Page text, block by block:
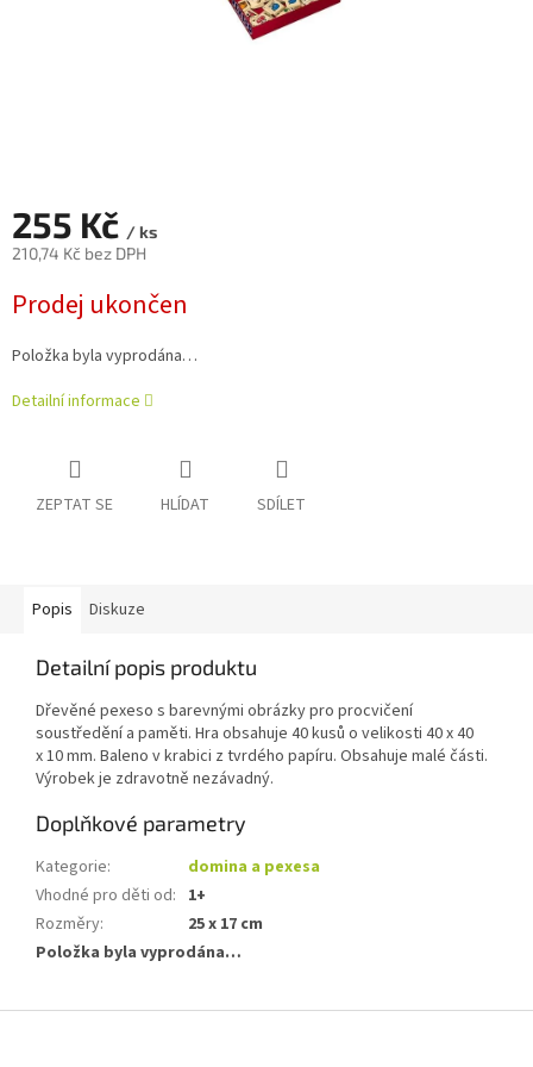
255 Kč / ks
210,74 Kč bez DPH
cena:
Prodej ukončen
Položka byla vyprodána…
Detailní informace
ZEPTAT SE HLÍDAT SDÍLET
Popis Diskuze
Detailní popis produktu
Dřevěné pexeso s barevnými obrázky pro procvičení
soustředění a paměti. Hra obsahuje 40 kusů o velikosti 40 x 40
x 10 mm. Baleno v krabici z tvrdého papíru. Obsahuje malé části.
Výrobek je zdravotně nezávadný.
Doplňkové parametry
Kategorie:
domina a pexesa
Vhodné pro děti od: 1+
Rozměry:
25 x 17 cm
Položka byla vyprodána…